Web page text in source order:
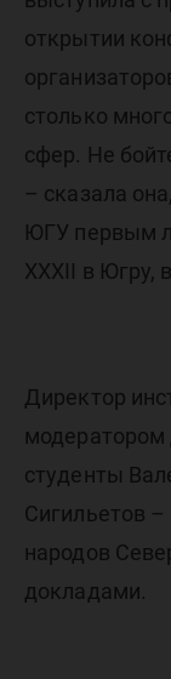
открытии
столько
сфер. Не
– сказала
ЮГУ первым
XXXII в Югру,
Директор
модератором
студенты
Сигильетов
народов
докладами.